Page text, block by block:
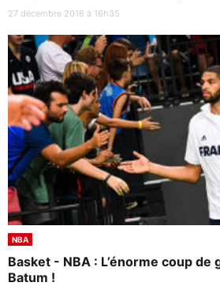
27 décembre 2016 à 16h35
NBA
Basket - NBA : L’énorme coup de
Batum !